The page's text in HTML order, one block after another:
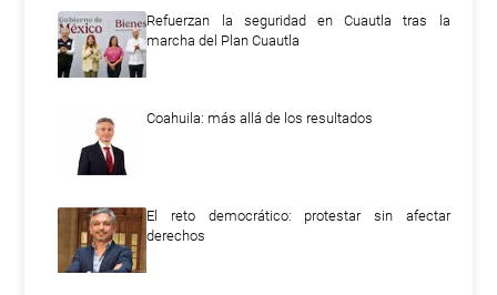
Refuerzan la seguridad en Cuautla tras la
marcha del Plan Cuautla
Coahuila: más allá de los resultados
El reto democrático: protestar sin afectar
derechos